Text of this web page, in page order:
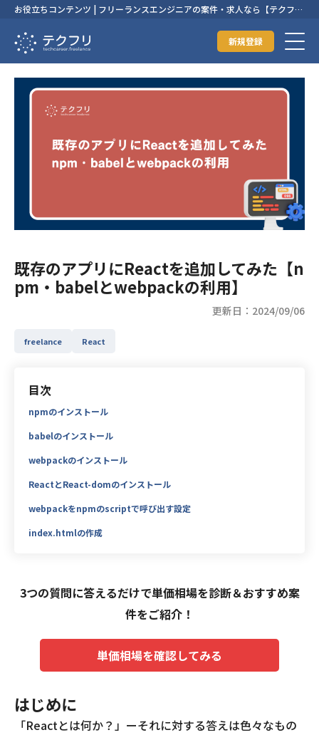
お役立ちコンテンツ | フリーランスエンジニアの案件・求人なら【テクフ
新規登録
既存のアプリにReactを追加してみた【n
pm・babelとwebpackの利用】
更新日：2024/09/06
freelance React
目次
npmのインストール
babelのインストール
webpackのインストール
ReactとReact-domのインストール
webpackをnpmのscriptで呼び出す設定
index.htmlの作成
3つの質問に答えるだけで単価相場を診断＆おすすめ案
件をご紹介！
単価相場を確認してみる
はじめに
「Reactとは何か？」ーそれに対する答えは色々なもの